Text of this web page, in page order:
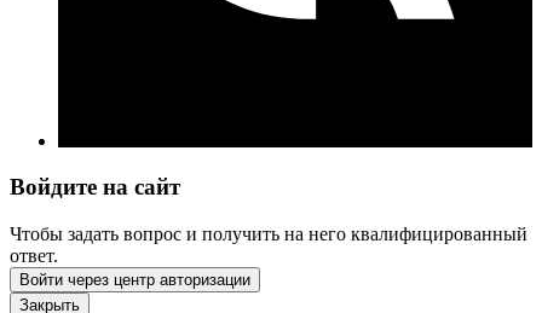
Войдите на сайт
Чтобы задать вопрос и получить на него квалифицированный
ответ.
Войти через центр авторизации
Закрыть